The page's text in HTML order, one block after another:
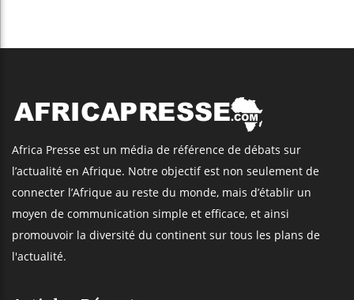
Africa Presse est un média de référence de débats sur
l’actualité en Afrique. Notre objectif est non seulement de
connecter l’Afrique au reste du monde, mais d’établir un
moyen de communication simple et efficace, et ainsi
promouvoir la diversité du continent sur tous les plans de
l'actualité.